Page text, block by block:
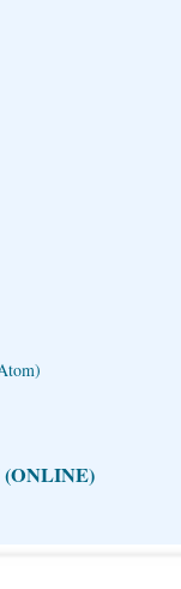
(ONLINE)